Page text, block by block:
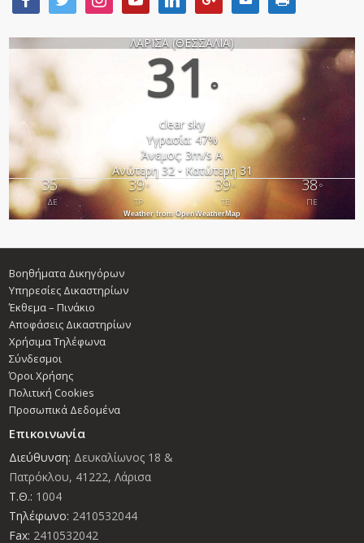
ΛΑΡΙΣΑ (ΘΕΣΣΑΛΙΑ)
31 °
clear sky
Υγρασία: 47%
Άνεμος: 3m/s Α
Ανώτερη 32 • Κατώτερη 31
35°
ΔΕ
39°
ΤΡ
39°
ΤΕ
38°
ΠΕ
Weather from OpenWeatherMap
Βοηθήματα Δικηγόρων
Υπηρεσίες Δικαστηρίων
Έκθεμα – Πινάκιο
Αποφάσεις Δικαστηρίων
Χρήσιμα Τηλέφωνα
Σύνδεσμοι
Όροι Χρήσης
Πολιτική Cookies
Προσωπικά Δεδομένα
Επικοινωνία
Διεύθυνση: Δευκαλίωνος 18 &
Πατρόκλου, 41222, Λάρισα
Τ.Θ.: 1004
Τηλέφωνο: 2410532044
Fax: 2410532042